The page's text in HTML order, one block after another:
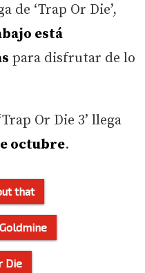
de ‘Trap Or Die’,
está
para disfrutar de lo
Or Die 3’ llega
octubre.
that
Goldmine
Die